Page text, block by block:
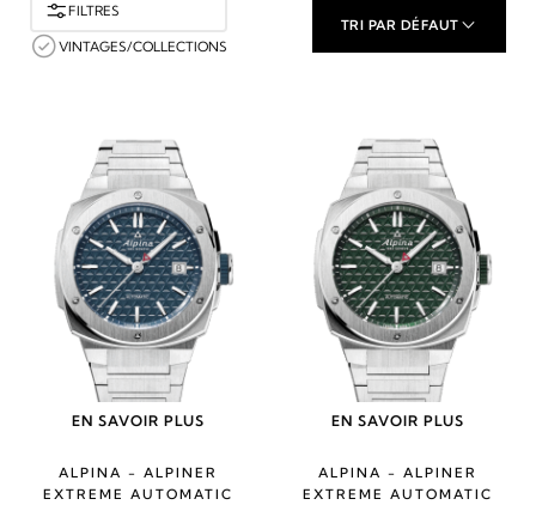
FILTRES
VINTAGES/COLLECTIONS
TRI PAR DÉFAUT
EN SAVOIR PLUS
ALPINA - ALPINER
EXTREME AUTOMATIC
EN SAVOIR PLUS
ALPINA - ALPINER
EXTREME AUTOMATIC